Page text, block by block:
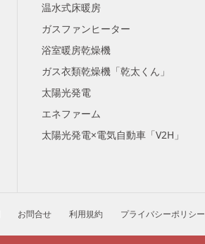
温水式床暖房
ガスファンヒーター
浴室暖房乾燥機
ガス衣類乾燥機「乾太くん」
太陽光発電
エネファーム
太陽光発電×電気自動車「V2H」
お問合せ 利用規約 プライバシーポリシー